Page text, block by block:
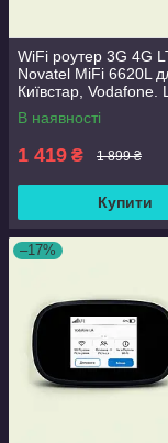
WiFi роутер 3G 4G
Novatel MiFi 6620L
Київстар, Vodafone.
В наявності
1 419 ₴ 1 899 ₴
Купити
–17%